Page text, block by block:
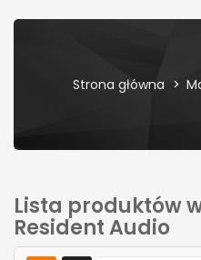
Strona główna
Lista produktów
Resident Audio